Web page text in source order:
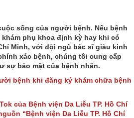
sống của người bệnh. Nếu bệnh
phụ khoa định kỳ hay khi có
Minh, với đội ngũ bác sĩ giàu kinh
xác bệnh, chúng tôi cung cấp
sự bảo mật của bệnh nhân.
bệnh khi đăng ký khám chữa bệnh
của Bệnh viện Da Liễu TP. Hồ Chí
“Bệnh viện Da Liễu TP. Hồ Chí